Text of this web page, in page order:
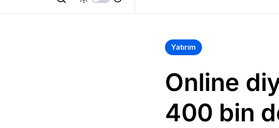
Yatırım
Online
400 bin